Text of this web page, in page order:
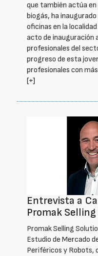
que también actúa
biogás, ha
oficinas en la
acto de inauguración
profesionales del
progreso de esta
profesionales con
[+]
Entrevista a
Promak
Promak Selling
Estudio de Mercado
Periféricos y Robots,